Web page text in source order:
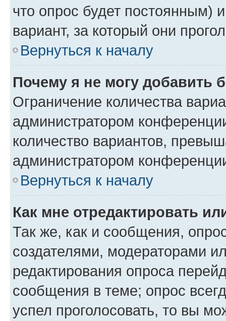
что опрос будет постоянным)
вариант, за который они
Вернуться к началу
Почему я не могу добавить
Ограничение количества
администратором
количество вариантов,
администратором
Вернуться к началу
Как мне отредактировать
Так же, как и сообщения,
создателями, модераторами
редактирования опроса
сообщения в теме; опрос
успел проголосовать, то вы